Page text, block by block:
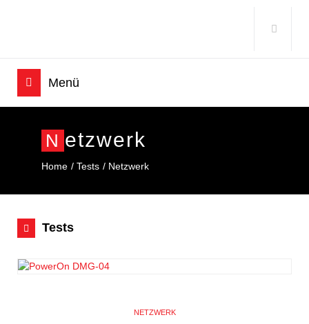
N Etzwerk
Home Tests Netzwerk
Tests
NETZWERK